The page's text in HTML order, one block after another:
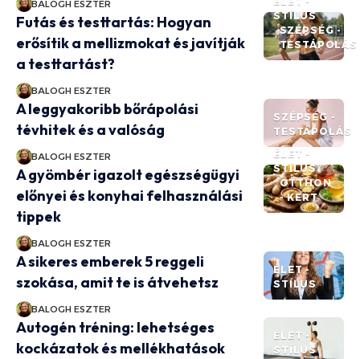
BALOGH ESZTER
STÍLUS
SZÉPSÉG -
TESTÁPOLÁS
Futás és testtartás: Hogyan
erősítik a mellizmokat és javítják
a testtartást?
BALOGH ESZTER
SZÉPSÉG -
TESTÁPOLÁS
A leggyakoribb bőrápolási
tévhitek és a valóság
BALOGH ESZTER
ÉLET -
STÍLUS
OTTHON
- KERT
A gyömbér igazolt egészségügyi
előnyei és konyhai felhasználási
tippek
BALOGH ESZTER
ÉLET -
STÍLUS
A sikeres emberek 5 reggeli
szokása, amit te is átvehetsz
BALOGH ESZTER
ÉLET -
STÍLUS
Autogén tréning: lehetséges
kockázatok és mellékhatások